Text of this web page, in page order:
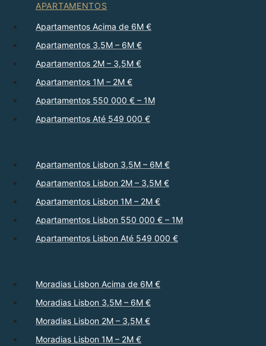
APARTAMENTOS
Apartamentos Acima de 6M €
Apartamentos 3,5M – 6M €
Apartamentos 2M – 3,5M €
Apartamentos 1M – 2M €
Apartamentos 550 000 € – 1M
Apartamentos Até 549 000 €
Apartamentos Lisbon 3,5M – 6M €
Apartamentos Lisbon 2M – 3,5M €
Apartamentos Lisbon 1M – 2M €
Apartamentos Lisbon 550 000 € – 1M
Apartamentos Lisbon Até 549 000 €
Moradias Lisbon Acima de 6M €
Moradias Lisbon 3,5M – 6M €
Moradias Lisbon 2M – 3,5M €
Moradias Lisbon 1M – 2M €